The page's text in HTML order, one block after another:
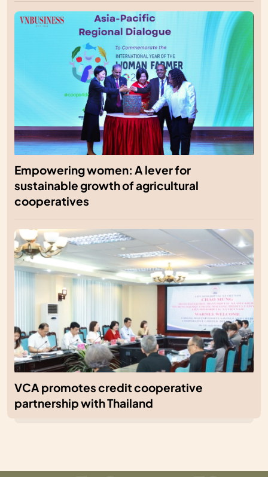
Empowering women: A lever for
sustainable growth of agricultural
cooperatives
VCA promotes credit cooperative
partnership with Thailand